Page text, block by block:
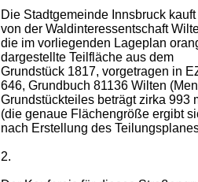
Die Stadtgemeinde Innsbruck kauft
von der Waldinteressentschaft
die im vorliegenden Lageplan
dargestellte Teilfläche aus dem
Grundstück 1817, vorgetragen in
646, Grundbuch 81136 Wilten
Grundstückteiles beträgt zirka 993
(die genaue Flächengröße ergibt
nach Erstellung des
2.